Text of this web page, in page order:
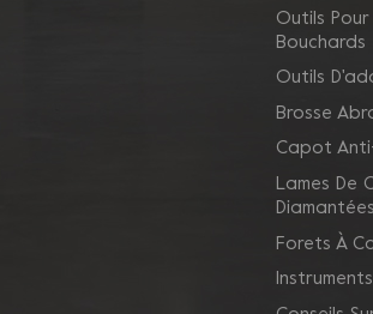
Outils
Bouchards
Outils
Brosse
Capot
Lames De
Diamantées
Forets À